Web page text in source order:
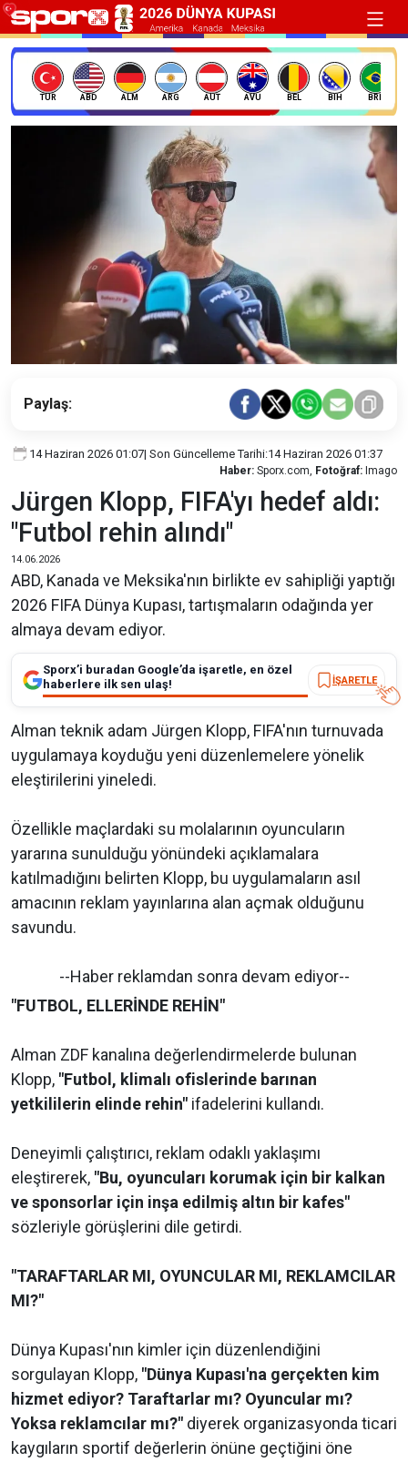
TÜR ABD ALM ARG AUT AVU BEL BIH BRE
Paylaş:
14 Haziran 2026 01:07| Son Güncelleme Tarihi:14 Haziran 2026 01:37
Haber: Sporx.com, Fotoğraf: Imago
Jürgen Klopp, FIFA'yı hedef aldı:
"Futbol rehin alındı"
14.06.2026
ABD, Kanada ve Meksika'nın birlikte ev sahipliği yaptığı
2026 FIFA Dünya Kupası, tartışmaların odağında yer
almaya devam ediyor.
Sporx’i buradan Google’da işaretle, en özel
haberlere ilk sen ulaş!
İŞARETLE
Alman teknik adam Jürgen Klopp, FIFA'nın turnuvada
uygulamaya koyduğu yeni düzenlemelere yönelik
eleştirilerini yineledi.
Özellikle maçlardaki su molalarının oyuncuların
yararına sunulduğu yönündeki açıklamalara
katılmadığını belirten Klopp, bu uygulamaların asıl
amacının reklam yayınlarına alan açmak olduğunu
savundu.
--Haber reklamdan sonra devam ediyor--
"FUTBOL, ELLERİNDE REHİN"
Alman ZDF kanalına değerlendirmelerde bulunan
Klopp, "Futbol, klimalı ofislerinde barınan
yetkililerin elinde rehin" ifadelerini kullandı.
Deneyimli çalıştırıcı, reklam odaklı yaklaşımı
eleştirerek, "Bu, oyuncuları korumak için bir kalkan
ve sponsorlar için inşa edilmiş altın bir kafes"
sözleriyle görüşlerini dile getirdi.
"TARAFTARLAR MI, OYUNCULAR MI, REKLAMCILAR
MI?"
Dünya Kupası'nın kimler için düzenlendiğini
sorgulayan Klopp, "Dünya Kupası'na gerçekten kim
hizmet ediyor? Taraftarlar mı? Oyuncular mı?
Yoksa reklamcılar mı?" diyerek organizasyonda ticari
kaygıların sportif değerlerin önüne geçtiğini öne